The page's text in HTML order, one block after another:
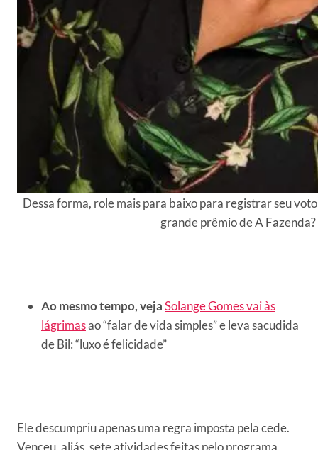
Dessa forma, role mais para baixo para registrar seu
grande prêmio de A
Ao mesmo tempo, vejaSolange Gomes vai às
lágrimasao “falar de vida simples” e leva sacudida
de Bil: “luxo é felicidade”
Ele descumpriu apenas uma regra imposta pela cede.
Venceu, aliás, sete atividades feitas pelo programa,